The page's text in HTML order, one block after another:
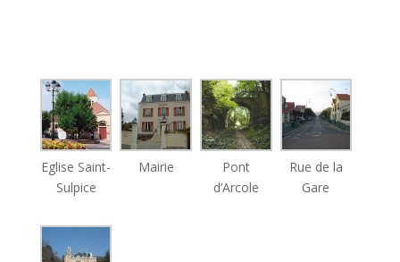
Eglise Saint-
Sulpice
Mairie
Pont
d’Arcole
Rue de la
Gare